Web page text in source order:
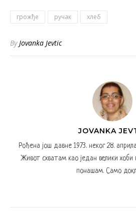
грожђе ручак хлеб
By Jovanka Jevtic
JOVANKA
Рођена још давне 1973. неког 28.
Живот схватам као један велики
понашам. Само